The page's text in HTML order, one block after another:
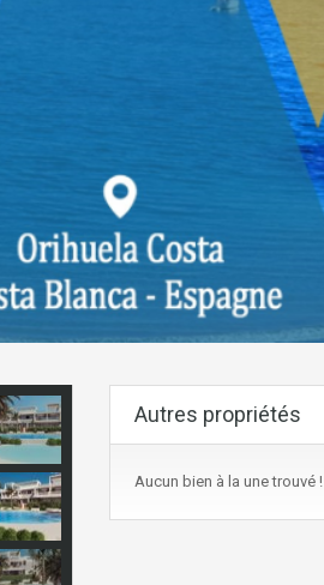
Autres propriétés
Aucun bien à la une trouvé !